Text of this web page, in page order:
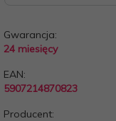
Gwarancja:
24 miesięcy
EAN:
5907214870823
Producent: